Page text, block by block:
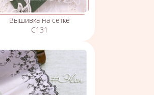
Вышивка на сетке
С131